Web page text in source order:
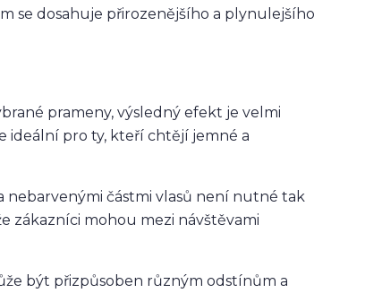
se dosahuje přirozenějšího a plynulejšího
prameny, výsledný efekt je velmi
ideální pro ty, kteří chtějí jemné a
částmi vlasů není nutné tak
zákazníci mohou mezi návštěvami
být přizpůsoben různým odstínům a